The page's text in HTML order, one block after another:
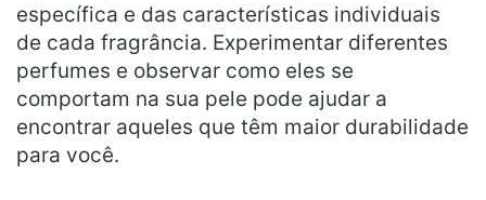
específica e das características individuais
de cada fragrância. Experimentar diferentes
perfumes e observar como eles se
comportam na sua pele pode ajudar a
encontrar aqueles que têm maior durabilidade
para você.